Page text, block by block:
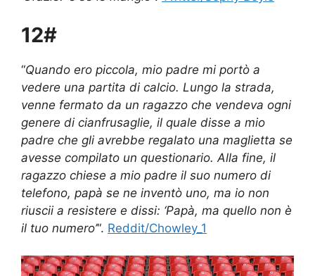
12#
“Quando ero piccola, mio ​​padre mi portò a
vedere una partita di calcio. Lungo la strada,
venne fermato da un ragazzo che vendeva ogni
genere di cianfrusaglie, il quale disse a mio
padre che gli avrebbe regalato una maglietta se
avesse compilato un questionario. Alla fine, il
ragazzo chiese a mio padre il suo numero di
telefono, papà se ne inventò uno, ma io non
riuscii a resistere e dissi: ‘Papà, ma quello non è
il tuo numero’“. Reddit/Chowley_1